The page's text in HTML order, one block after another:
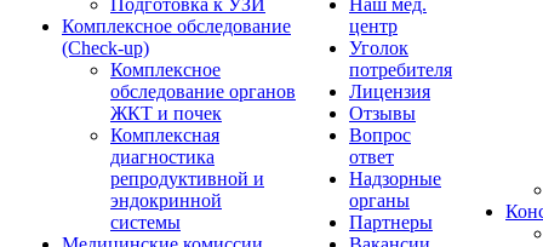
Подготовка к УЗИ
Комплексное обследование
(Check-up)
Комплексное
обследование органов
ЖКТ и почек
Комплексная
диагностика
репродуктивной и
эндокринной
системы
Наш мед.
центр
Уголок
потребителя
Лицензия
Отзывы
Вопрос
ответ
Надзорные
органы
Партнеры